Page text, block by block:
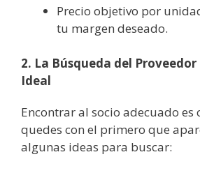
Precio objetivo por
tu margen deseado.
2. La Búsqueda del
Ideal
Encontrar al socio adecuado es
quedes con el primero que
algunas ideas para buscar: